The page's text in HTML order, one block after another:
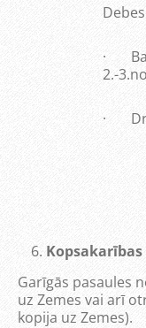
·
2.-
·
Kopsakarības
Garīgās pasaules
uz Zemes vai arī
kopija uz Zemes).